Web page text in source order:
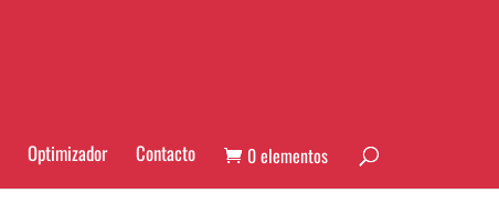
Optimizador Contacto 0 elementos